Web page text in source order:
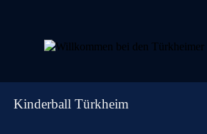
Kinderball Türkheim